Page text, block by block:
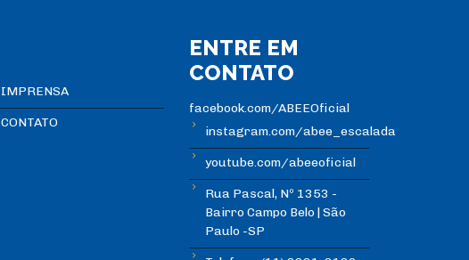
IMPRENSA
CONTATO
ENTRE EM
CONTATO
facebook.com/ABEEOficial
instagram.com/abee_escalada
youtube.com/abeeoficial
Rua Pascal, Nº 1353 -
Bairro Campo Belo | São
Paulo -SP